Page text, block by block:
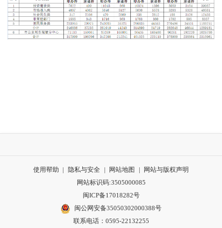
使用帮助 | 隐私与安全 | 网站地图 |
网站与版权声明
网站标识码:3505000085
闽ICP备17018282号
闽公网安备35050302000388号
联系电话：0595-22132255